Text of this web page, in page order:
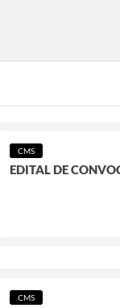
CMS
EDITAL DE
CMS